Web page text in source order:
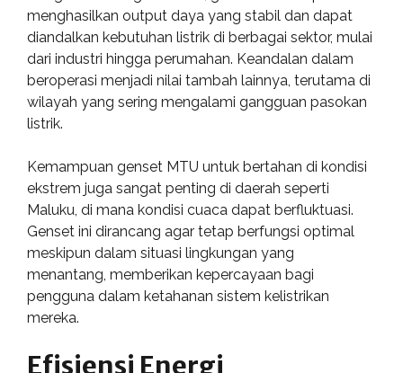
menghasilkan output daya yang stabil dan dapat
diandalkan kebutuhan listrik di berbagai sektor, mulai
dari industri hingga perumahan. Keandalan dalam
beroperasi menjadi nilai tambah lainnya, terutama di
wilayah yang sering mengalami gangguan pasokan
listrik.
Kemampuan genset MTU untuk bertahan di kondisi
ekstrem juga sangat penting di daerah seperti
Maluku, di mana kondisi cuaca dapat berfluktuasi.
Genset ini dirancang agar tetap berfungsi optimal
meskipun dalam situasi lingkungan yang
menantang, memberikan kepercayaan bagi
pengguna dalam ketahanan sistem kelistrikan
mereka.
Efisiensi Energi